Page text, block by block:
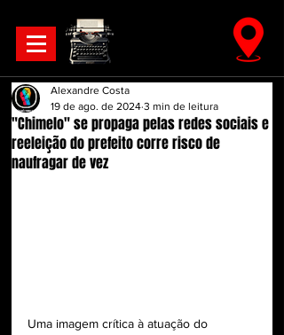
"Chimelo" se propaga pelas redes sociais e
reeleição do prefeito corre risco de
naufragar de vez
Alexandre Costa
19 de ago. de 2024 3 min de leitura
Uma imagem crítica à atuação do